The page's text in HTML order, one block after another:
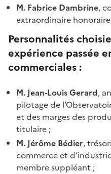
M. Fabrice Dambrine,
extraordinaire
Personnalités
expérience passée
commerciales :
M. Jean-Louis Gerard,
pilotage de
et des marges des
titulaire ;
M. Jérôme Bédier,
commerce et
membre suppléant ;